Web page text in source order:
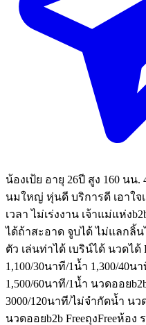
น้องเป้ย อายุ 26ปี สูง 160 นน.
นมใหญ่ หุ่นดี บริการดี เอาใจ
เวลา ไม่เร่งงาน เจ้าแม่แห่ง
ได้ถ้าสะอาด จูบได้ ไม่แลกลิ้น
ตัว เล่นท่าได้ เบริน์ได้ นวดไ
1,100/30นาที/1น้ำ 1,300/40น
1,500/60นาที/1น้ำ นวดออย
3000/120นาที/ไม่จำกัดน้ำ นว
นวดออยb2b FreeถุงFreeห้อ